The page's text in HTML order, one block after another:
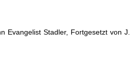
Evangelist Stadler, Fortgesetzt von J.